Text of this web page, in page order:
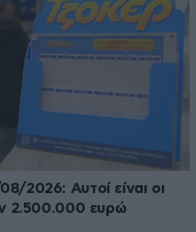
2026: Αυτοί είναι οι
2.500.000 ευρώ